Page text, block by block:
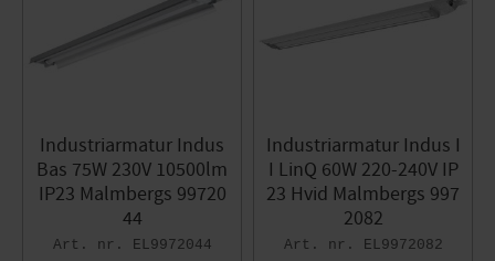
Industriarmatur Indus
Bas 75W 230V 10500lm
IP23 Malmbergs 99720
44
EL9972044
Industriarmatur Indus I
I LinQ 60W 220-240V IP
23 Hvid Malmbergs 997
2082
EL9972082